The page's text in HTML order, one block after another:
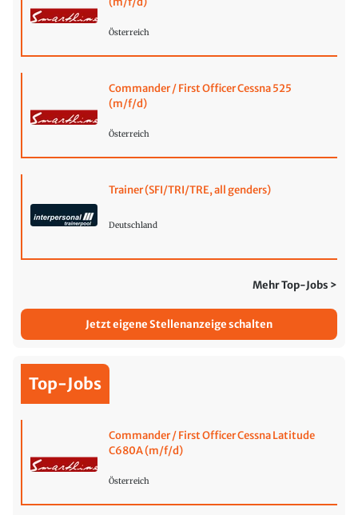
Österreich
Commander / First Officer Cessna 525
(m/f/d)
Österreich
Trainer (SFI/TRI/TRE, all genders)
Deutschland
Mehr Top-Jobs >
Jetzt eigene Stellenanzeige schalten
Top-Jobs
Commander / First Officer Cessna Latitude
C680A (m/f/d)
Österreich